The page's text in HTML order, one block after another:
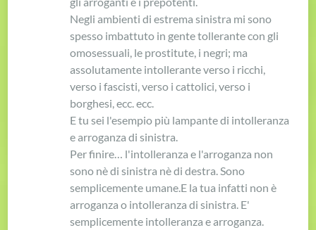
Negli ambienti di estrema sinistra mi sono
spesso imbattuto in gente tollerante con gli
omosessuali, le prostitute, i negri; ma
assolutamente intollerante verso i ricchi,
verso i fascisti, verso i cattolici, verso i
borghesi, ecc. ecc.
E tu sei l'esempio più lampante di intolleranza
e arroganza di sinistra.
Per finire… l'intolleranza e l'arroganza non
sono nè di sinistra nè di destra. Sono
semplicemente umane. E la tua infatti non è
arroganza o intolleranza di sinistra. E'
semplicemente intolleranza e arroganza.